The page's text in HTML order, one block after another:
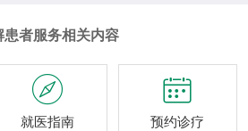
患者服务相关内容

就医指南

预约诊疗